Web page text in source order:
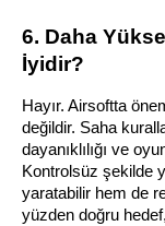
6. Daha
İyidir?
Hayır. Airsoftta
değildir. Saha
dayanıklılığı ve
Kontrolsüz şekilde
yaratabilir hem de
yüzden doğru